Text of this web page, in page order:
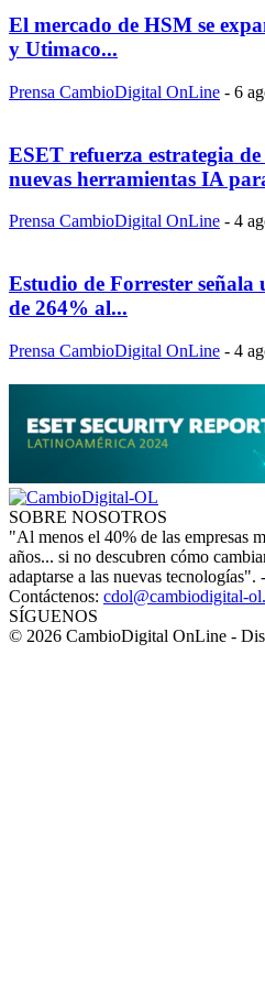
El mercado de HSM se
y Utimaco...
Prensa CambioDigital OnLine - 6
ESET refuerza estrategia
nuevas herramientas IA
Prensa CambioDigital OnLine - 4
Estudio de Forrester
de 264% al...
Prensa CambioDigital OnLine - 4
SOBRE NOSOTROS
"Al menos el 40% de las empresas
años... si no descubren cómo
adaptarse a las nuevas
Contáctenos: cdol@cambiodigital-
SÍGUENOS
© 2026 CambioDigital OnLine -